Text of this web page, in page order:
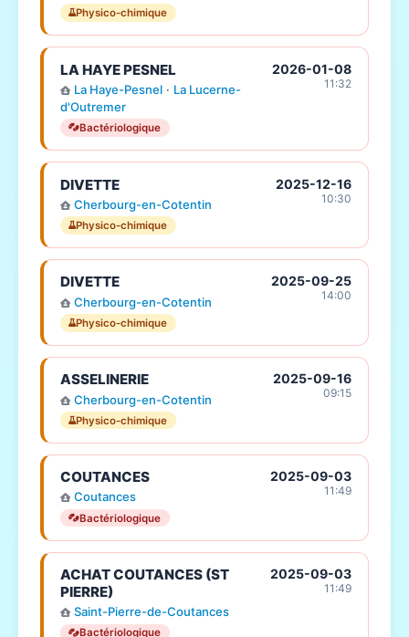
Physico-chimique
LA HAYE PESNEL
La Haye-Pesnel· La Lucerne-
d'Outremer
Bactériologique
2026-01-08
11:32
DIVETTE
Cherbourg-en-Cotentin
Physico-chimique
2025-12-16
10:30
DIVETTE
Cherbourg-en-Cotentin
Physico-chimique
2025-09-25
14:00
ASSELINERIE
Cherbourg-en-Cotentin
Physico-chimique
2025-09-16
09:15
COUTANCES
Coutances
Bactériologique
2025-09-03
11:49
ACHAT COUTANCES (ST
PIERRE)
Saint-Pierre-de-Coutances
Bactériologique
2025-09-03
11:49